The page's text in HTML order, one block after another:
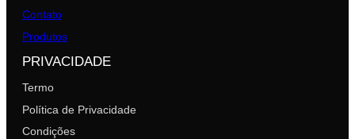
Contato
Produtos
PRIVACIDADE
Termo
Política de Privacidade
Condições